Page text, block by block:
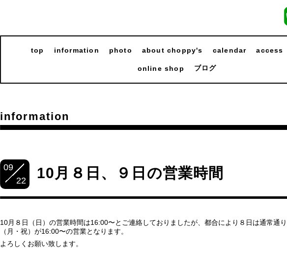
top information photo about choppy's calendar access
online shop ブログ
information
09
22
10月８日、９日の営業時間
10月８日（日）の営業時間は16:00〜とご連絡しておりましたが、都合により８日は通常通
（月・祝）が16:00〜の営業となります。
よろしくお願い致します。